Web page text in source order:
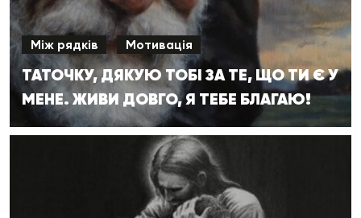
Між рядків Мотивація
ТАТОЧКУ, ДЯКУЮ ТОБІ ЗА ТЕ, ЩО ТИ Є У
МЕНЕ. ЖИВИ ДОВГО, Я ТЕБЕ БЛАГАЮ!